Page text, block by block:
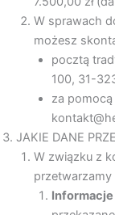
W sprawach
możesz
pocztą
100, 31-
za
JAKIE DANE
W związku z
Informacje